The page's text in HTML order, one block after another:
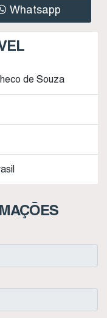
Whatsapp
de Souza